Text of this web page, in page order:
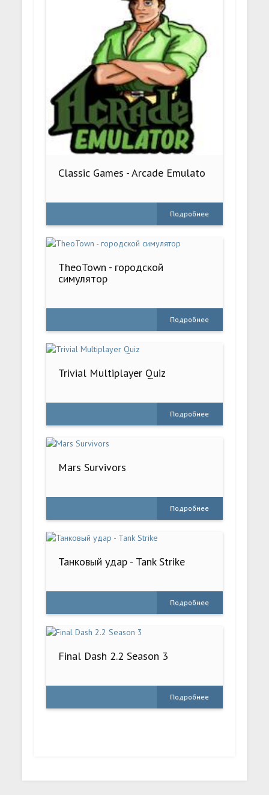
Classic Games - Arcade Emulato
Подробнее
TheoTown - городской
симулятор
Подробнее
Trivial Multiplayer Quiz
Подробнее
Mars Survivors
Подробнее
Танковый удар - Tank Strike
Подробнее
Final Dash 2.2 Season 3
Подробнее